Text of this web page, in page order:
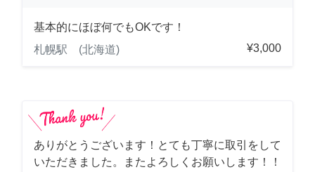
基本的にほぼ何でもOKです！
札幌駅 (北海道)
¥3,000
ありがとうございます！とても丁寧に取引をして
いただきました。またよろしくお願いします！！